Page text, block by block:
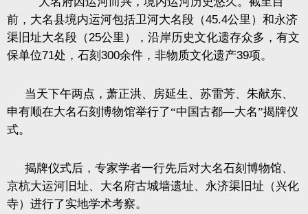
前，大名县境内运河包括卫河大名段（45.4公里）和永济
渠旧址大名段（25公里），沿岸历史文化遗存众多，有文
保单位71处，石刻 300余件，非物质文化遗产39项。
当天下午两点，萧正洪、房延生、苏雷芳、朱献东、
申有顺在大名石刻博物馆举行了“中国古都—大名”揭牌仪
式。
揭牌仪式后，专家学者一行先后对大名石刻博物馆、
京杭大运河旧址、大名府古城墙遗址、永济渠旧址（兴化
寺）进行了实地学术考察。